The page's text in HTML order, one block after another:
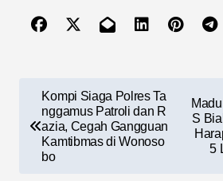
Kompi Siaga Polres Ta
nggamus Patroli dan R
azia, Cegah Gangguan
Kamtibmas di Wonoso
bo
S
5